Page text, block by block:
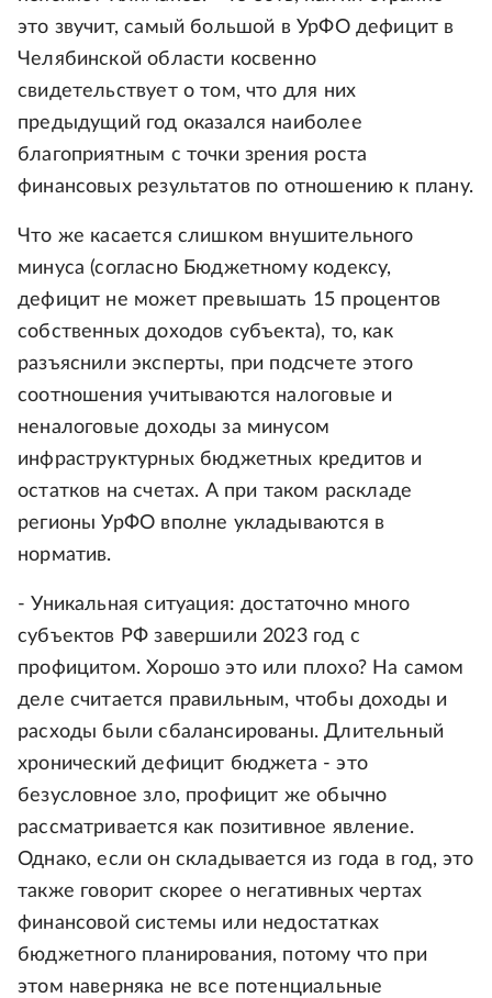
это звучит, самый большой в УрФО дефицит в
Челябинской области косвенно
свидетельствует о том, что для них
предыдущий год оказался наиболее
благоприятным с точки зрения роста
финансовых результатов по отношению к плану.
Что же касается слишком внушительного
минуса (согласно Бюджетному кодексу,
дефицит не может превышать 15 процентов
собственных доходов субъекта), то, как
разъяснили эксперты, при подсчете этого
соотношения учитываются налоговые и
неналоговые доходы за минусом
инфраструктурных бюджетных кредитов и
остатков на счетах. А при таком раскладе
регионы УрФО вполне укладываются в
норматив.
- Уникальная ситуация: достаточно много
субъектов РФ завершили 2023 год с
профицитом. Хорошо это или плохо? На самом
деле считается правильным, чтобы доходы и
расходы были сбалансированы. Длительный
хронический дефицит бюджета - это
безусловное зло, профицит же обычно
рассматривается как позитивное явление.
Однако, если он складывается из года в год, это
также говорит скорее о негативных чертах
финансовой системы или недостатках
бюджетного планирования, потому что при
этом наверняка не все потенциальные